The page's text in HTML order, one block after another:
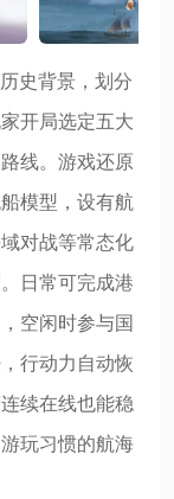
史背景，划分
开局选定五大
线。游戏还原
模型，设有航
对战等常态化
日常可完成港
空闲时参与国
行动力自动恢
续在线也能稳
玩习惯的航海